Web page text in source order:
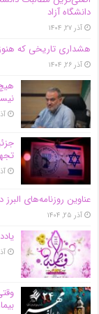
دانشگاه آز‌اد
آذر ۲۷, ۱۴۰۴
هشداری تاریخی که
آذر ۲۶, ۱۴۰۴
آذر
آذر
عناوین روزنامه‌های البرز در ‌18 آذرماه/صدرنشینی در ارائه خدمات
آذر ۲۵, ۱۴۰۴
آذر